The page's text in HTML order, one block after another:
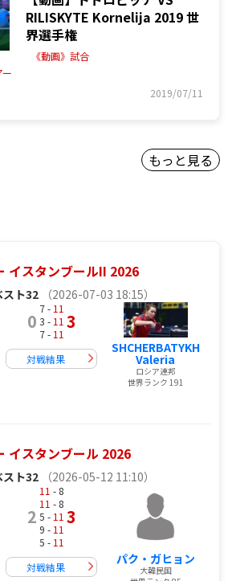
RILISKYTE Kornelija 2019 世
界選手権
《動画》試合
ー
2019/07/11
もっと見る
イスタンブールII 2026
スト32 （2026-07-03 18:15）
0
7 - 11
3 - 11
7 - 11
3
対戦結果
SHCHERBATYKH
Valeria
ロシア連邦
世界ランク 191
イスタンブール 2026
スト32 （2026-05-12 11:10）
2
11 - 8
11 - 8
5 - 11
9 - 11
5 - 11
3
対戦結果
パク・ガヒョン
大韓民国